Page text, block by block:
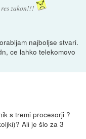
zakon!!!
najboljse stvari.
ce lahko telekomovo
s tremi procesorji ?
Ali je šlo za 3